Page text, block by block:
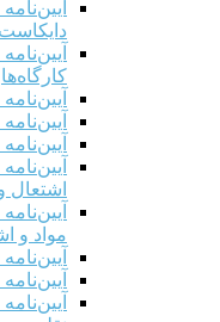
دایکاست
کارگاه‌ها
اشتعال
مواد و